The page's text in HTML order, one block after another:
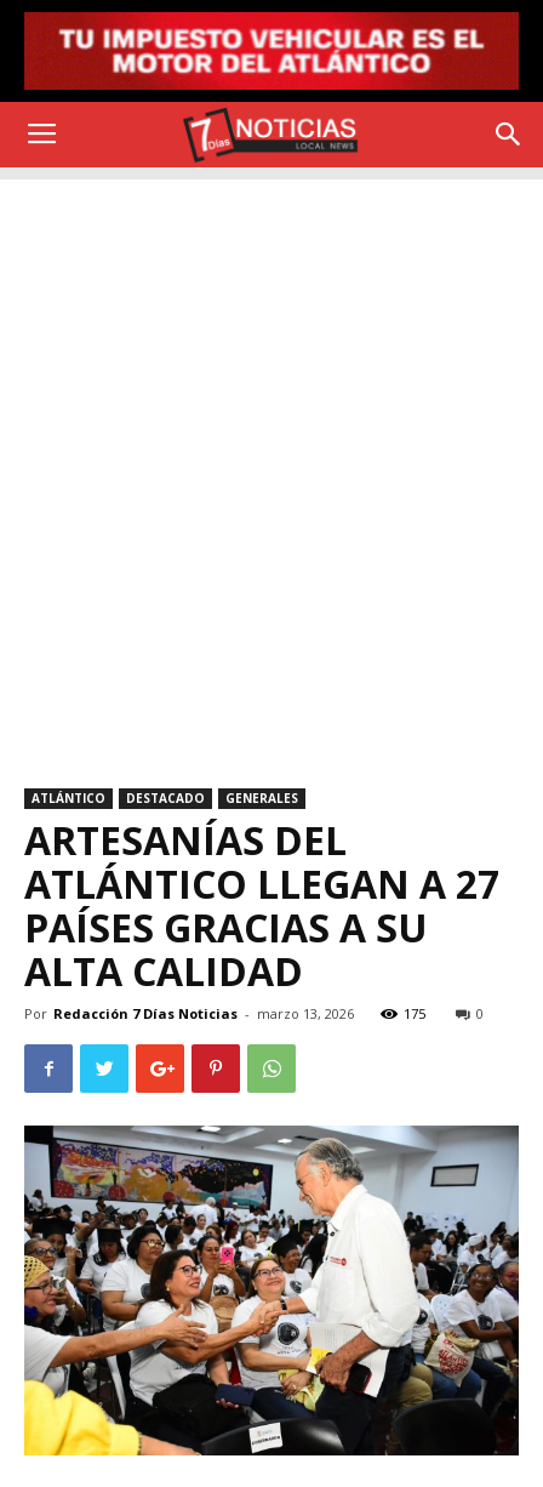
ATLÁNTICO DESTACADO GENERALES
ARTESANÍAS DEL
ATLÁNTICO LLEGAN A 27
PAÍSES GRACIAS A SU
ALTA CALIDAD
Por Redacción 7 Días Noticias - marzo 13, 2026 175 0